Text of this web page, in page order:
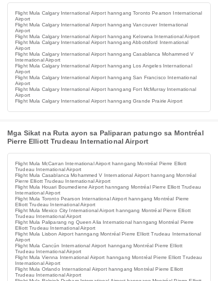
Flight Mula Calgary International Airport hanngang Toronto Pearson International
Airport
Flight Mula Calgary International Airport hanngang Vancouver International
Airport
Flight Mula Calgary International Airport hanngang Kelowna International Airport
Flight Mula Calgary International Airport hanngang Abbotsford International
Airport
Flight Mula Calgary International Airport hanngang Casablanca Mohammed V
International Airport
Flight Mula Calgary International Airport hanngang Los Angeles International
Airport
Flight Mula Calgary International Airport hanngang San Francisco International
Airport
Flight Mula Calgary International Airport hanngang Fort McMurray International
Airport
Flight Mula Calgary International Airport hanngang Grande Prairie Airport
Mga Sikat na Ruta ayon sa Paliparan patungo sa Montréal
Pierre Elliott Trudeau International Airport
Flight Mula McCarran International Airport hanngang Montréal Pierre Elliott
Trudeau International Airport
Flight Mula Casablanca Mohammed V International Airport hanngang Montréal
Pierre Elliott Trudeau International Airport
Flight Mula Houari Boumediene Airport hanngang Montréal Pierre Elliott Trudeau
International Airport
Flight Mula Toronto Pearson International Airport hanngang Montréal Pierre
Elliott Trudeau International Airport
Flight Mula Mexico City International Airport hanngang Montréal Pierre Elliott
Trudeau International Airport
Flight Mula Paliparang ng Queen Alia International hanngang Montréal Pierre
Elliott Trudeau International Airport
Flight Mula Lisbon Airport hanngang Montréal Pierre Elliott Trudeau International
Airport
Flight Mula Cancún International Airport hanngang Montréal Pierre Elliott
Trudeau International Airport
Flight Mula Vienna International Airport hanngang Montréal Pierre Elliott Trudeau
International Airport
Flight Mula Orlando International Airport hanngang Montréal Pierre Elliott
Trudeau International Airport